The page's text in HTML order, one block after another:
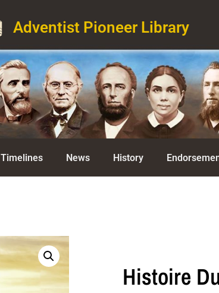
Adventist Pioneer Library
Timelines News History
Histoire